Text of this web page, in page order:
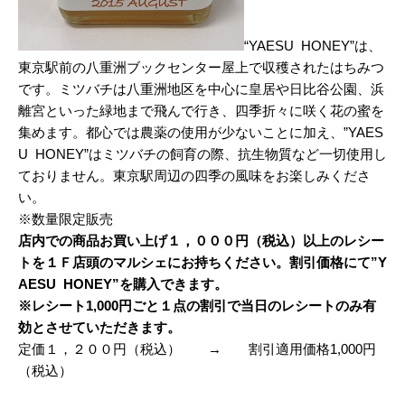
“YAESU HONEY”は、
東京駅前の八重洲ブックセンター屋上で収穫されたはちみつ
です。ミツバチは八重洲地区を中心に皇居や日比谷公園、浜
離宮といった緑地まで飛んで行き、四季折々に咲く花の蜜を
集めます。都心では農薬の使用が少ないことに加え、”YAES
U HONEY”はミツバチの飼育の際、抗生物質など一切使用し
ておりません。東京駅周辺の四季の風味をお楽しみくださ
い。
※数量限定販売
店内での商品お買い上げ１，０００円（税込）以上のレシー
トを１Ｆ店頭のマルシェにお持ちください。割引価格にて”Y
AESU HONEY”を購入できます。
※レシート1,000円ごと１点の割引で当日のレシートのみ有
効とさせていただきます。
定価１，２００円（税込） → 割引適用価格1,000円
（税込）